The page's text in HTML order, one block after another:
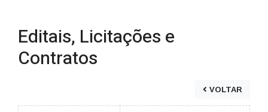
Editais, Licitações e
Contratos
VOLTAR